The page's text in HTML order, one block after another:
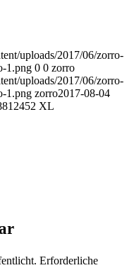
uploads/2017/06/zorro-
1.png 0 0 zorro
uploads/2017/06/zorro-
1.png zorro2017-08-04
XL
Erforderliche